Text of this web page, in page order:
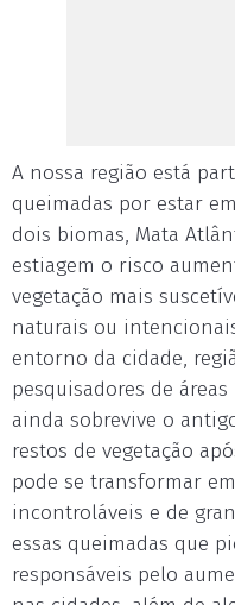
A nossa região está
queimadas por estar
dois biomas, Mata
estiagem o risco
vegetação mais
naturais ou
entorno da cidade,
pesquisadores de
ainda sobrevive o
restos de vegetação
pode se transformar
incontroláveis e de
essas queimadas que
responsáveis pelo